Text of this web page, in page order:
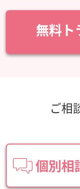
無料ト
ご相
個別相